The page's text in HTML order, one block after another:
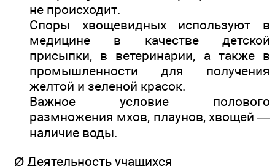
не происходит.
Споры хвощевидных используют в
медицине в качестве детской
присыпки, в ветеринарии, а также в
промышленности для получения
желтой и зеленой красок.
Важное условие полового
размножения мхов, плаунов, хвощей —
наличие воды.
Ø Деятельность учащихся